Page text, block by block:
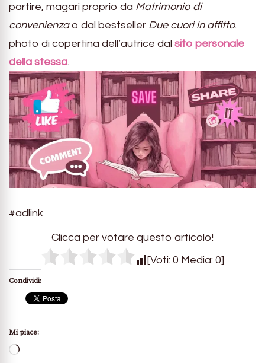
partire, magari proprio da Matrimonio di
convenienzao dal bestseller Due cuori in affitto.
photo di copertina dell’autrice dal sito personale
della stessa.
#adlink
Clicca per votare questo articolo!
[Voti: 0 Media: 0]
Condividi:
Mi piace:
Caricamento